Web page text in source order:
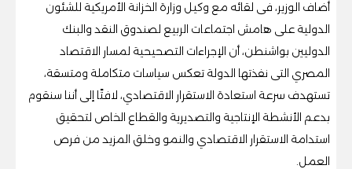
أضاف الوزير، فى لقائه مع وكيل وزارة الخزانة الأمريكية للشئون
الدولية على هامش اجتماعات الربيع لصندوق النقد والبنك
الدوليين بواشنطن، أن الإجراءات التصحيحية لمسار الاقتصاد
المصري التى نفذتها الدولة تعكس سياسات متكاملة ومتسقة،
تستهدف سرعة استعادة الاستقرار الاقتصادي، لافتًا إلى أننا سنقوم
بدعم الأنشطة الإنتاجية والتصديرية والقطاع الخاص لتحقيق
استدامة الاستقرار الاقتصادي والنمو وخلق المزيد من فرص
العمل.